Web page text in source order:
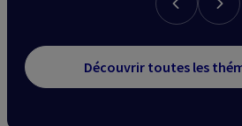
Découvrir toutes les